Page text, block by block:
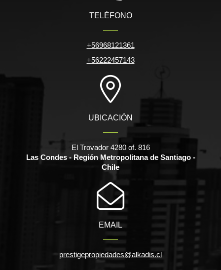
TELÉFONO
+56968121361
+56222457143
UBICACIÓN
El Trovador 4280 of. 816
Las Condes - Región Metropolitana de Santiago -
Chile
EMAIL
prestigepropiedades@alkadis.cl